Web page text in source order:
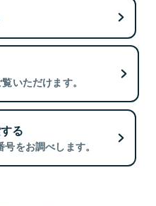
いただけます。
る
をお調べします。